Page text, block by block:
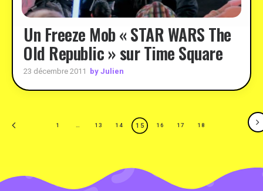
Un Freeze Mob « STAR WARS The
Old Republic » sur Time Square
23 décembre 2011 by Julien
1 13 14 15 16 17 18